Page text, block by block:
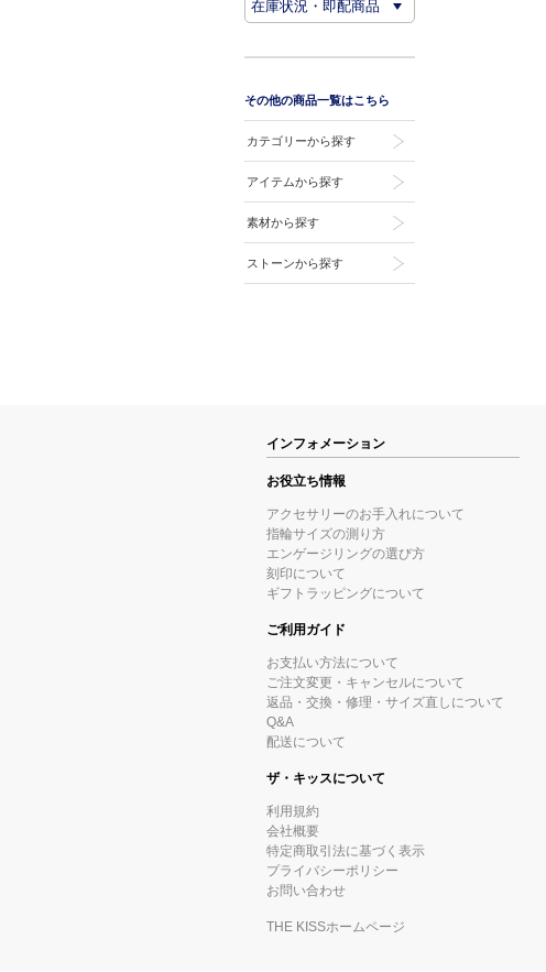
その他の商品一覧はこちら
カテゴリーから探す
アイテムから探す
素材から探す
ストーンから探す
インフォメーション
お役立ち情報
アクセサリーのお手入れについて
指輪サイズの測り方
エンゲージリングの選び方
刻印について
ギフトラッピングについて
ご利用ガイド
お支払い方法について
ご注文変更・キャンセルについて
返品・交換・修理・サイズ直しについて
Q&A
配送について
ザ・キッスについて
利用規約
会社概要
特定商取引法に基づく表示
プライバシーポリシー
お問い合わせ
THE KISSホームページ